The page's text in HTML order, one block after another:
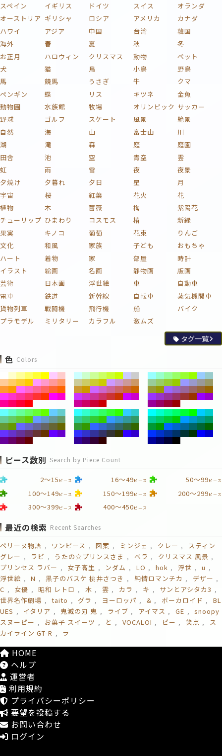
スペイン
イギリス ドイツ スイス
オランダ
オーストリア ギリシャ ロシア アメリカ
カナダ
ハワイ
アジア 中国 台湾
韓国
海外
春 夏 秋
冬
お正月
ハロウィン クリスマス 動物
ペット
犬
猫 鳥 小鳥
野鳥
馬
競馬 うさぎ 牛
クマ
ペンギン
蝶 リス キツネ
金魚
動物園
水族館 牧場 オリンピック サッカー
野球
ゴルフ スケート 風景
絶景
自然
海 山 富士山
川
湖
滝 森 庭
庭園
田舎
池 空 青空
雲
虹
雨 雪 夜
夜景
夕焼け
夕暮れ 夕日 星
月
宇宙
桜 紅葉 花火
花
植物
木 薔薇 梅
紫陽花
チューリップ ひまわり コスモス 椿
新緑
果実
キノコ 葡萄 花束
りんご
文化
和風 家族 子ども
おもちゃ
ハート
着物 家 部屋
時計
イラスト
絵画 名画 静物画
版画
芸術
日本画 浮世絵 車
自動車
電車
鉄道 新幹線 自転車
蒸気機関車
貨物列車
戦闘機 飛行機 船
バイク
プラモデル
ミリタリー カラフル 激ムズ
タグ一覧
色 Colors
ピース数別 Search by Piece Count
2～15 ピース 16～49ピース 50～99ピース
100～149ピース 150～199ピース 200～299ピース
300～399ピース 400～450ピース
最近の検索 Recent Searches
ペリーヌ物語 ワンピース 図案 ミンジェ クレー
スティン
グレー
ラビ うたの☆プリンスさま ベラ
クリスマス 風景
プリンセス ラバー
女子高生 ンダム LO hok 浮世
u
浮世絵
N 黒子のバスケ 桃井さつき 純情ロマンチカ
デザー
C
女優 昭和 レトロ 木 雲 カラ キ
サンとアシタカ3
世界名作劇場
taito グラ ヨーロッパ & ボーカロイド
BL
UES
イタリア 鬼滅の刃 鬼 ライブ アイマス GE
snoopy
スヌーピー
お菓子 スイーツ と VOCALOI ピー 笑点
ス
カイライン GT-R
ラ
HOME
ヘルプ
運営者
利用規約
プライバシーポリシー
要望を投稿する
お問い合わせ
ログイン